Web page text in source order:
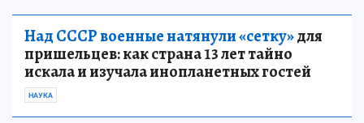
Над СССР военные натянули «сетку»для
пришельцев: как страна 13 лет тайно
искала и изучала инопланетных гостей
НАУКА